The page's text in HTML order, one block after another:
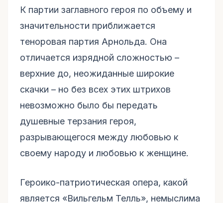
К партии заглавного героя по объему и
значительности приближается
теноровая партия Арнольда. Она
отличается изрядной сложностью –
верхние до, неожиданные широкие
скачки – но без всех этих штрихов
невозможно было бы передать
душевные терзания героя,
разрывающегося между любовью к
своему народу и любовью к женщине.
Героико-патриотическая опера, какой
является «Вильгельм Телль», немыслима